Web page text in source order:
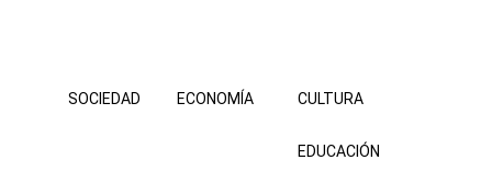
SOCIEDAD ECONOMÍA CULTURA
EDUCACIÓN